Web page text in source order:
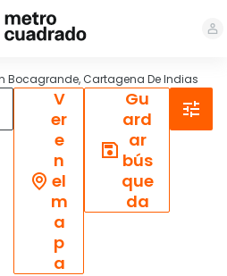
Bocagrande, Cartagena De Indias
V
er
e
n
el
m
a
p
a
Gu
ard
ar
bús
que
da